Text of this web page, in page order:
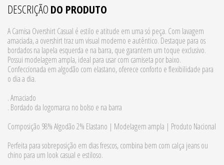
DESCRIÇÃO DO PRODUTO
A Camisa Overshirt Casual é estilo e atitude em uma só peça. Com lavagem
amaciada, a overshirt traz um visual moderno e autêntico. Destaque para os
bordados na lapela esquerda e na barra, que garantem um toque exclusivo.
Possui modelagem ampla, ideal para usar com camiseta por baixo.
Confeccionada em algodão com elastano, oferece conforto e flexibilidade para
o dia a dia.
. Amaciado
. Bordado da logomarca no bolso e na barra
Composição 98% Algodão 2% Elastano | Modelagem ampla | Produto Nacional
Perfeita para sobreposição em dias frescos, combina bem com calça jeans ou
chino para um look casual e estiloso.